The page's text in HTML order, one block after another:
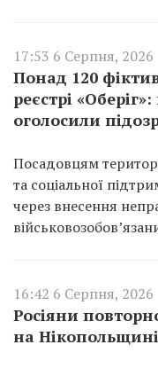
17:53 6 Серпня, 2026
Понад 120
реєстрі
оголосили
Посадовцям
та соціальної
через внесення
16:42 6 Серпня, 2026
Росіяни
на Нікопольщині